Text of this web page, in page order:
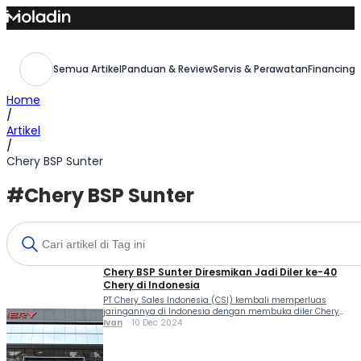
Skip
to
Semua ArtikelPanduan & ReviewServis & Perawatan
Home
/
Artikel
/
Chery BSP Sunter
#Chery BSP Sunter
Chery BSP Sunter Diresmikan Jadi Diler ke-40
Chery di Indonesia
PT Chery Sales Indonesia (CSI) kembali memperluas
jaringannya di Indonesia dengan membuka diler Chery
BSP Sunter yang berlokasi di Jalan Danau Sunter Barat Blok
Ivan 10 Dec 2024